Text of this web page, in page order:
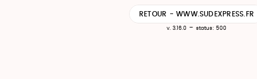
RETOUR - WWW.SUDEXPRESS.FR
v. 3.16.0 - status: 500